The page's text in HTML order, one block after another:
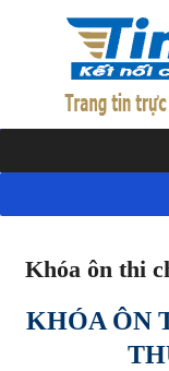
Kết
toán
Ôn
Khóa ôn thi
KHÓA ÔN